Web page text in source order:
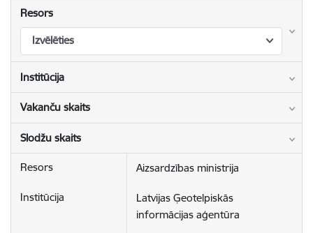
Resors
Izvēlēties
Institūcija
Vakanču skaits
Slodžu skaits
Aizsardzības ministrija
Latvijas Ģeotelpiskās
informācijas aģentūra